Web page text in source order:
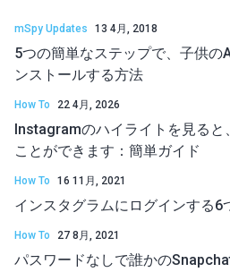
mSpy Updates 13 4月, 2018
5つの簡単なステップで、子供の
ンストールする方法
How To 22 4月, 2026
Instagramのハイライトを見ると
ことができます：簡単ガイド
How To 16 11月, 2021
インスタグラムにログインする6
How To 27 8月, 2021
パスワードなしで誰かの